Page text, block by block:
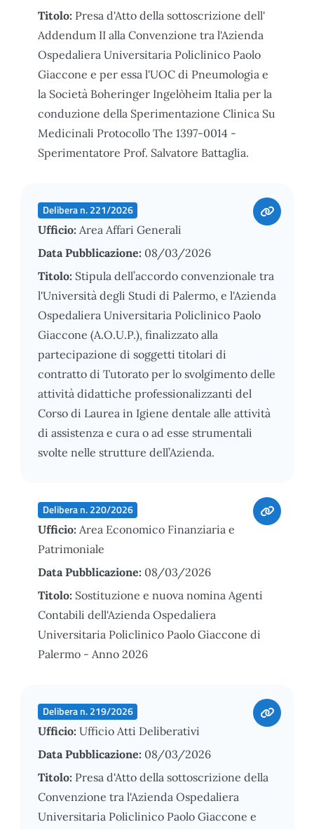
Titolo: Presa d'Atto della sottoscrizione dell'
Addendum II alla Convenzione tra l'Azienda
Ospedaliera Universitaria Policlinico Paolo
Giaccone e per essa l'UOC di Pneumologia e
la Società Boheringer Ingelòheim Italia per la
conduzione della Sperimentazione Clinica Su
Medicinali Protocollo The 1397-0014 -
Sperimentatore Prof. Salvatore Battaglia.
Delibera n. 221/2026
Ufficio: Area Affari Generali
Data Pubblicazione: 08/03/2026
Titolo: Stipula dell’accordo convenzionale tra
l'Università degli Studi di Palermo, e l'Azienda
Ospedaliera Universitaria Policlinico Paolo
Giaccone (A.O.U.P.), finalizzato alla
partecipazione di soggetti titolari di
contratto di Tutorato per lo svolgimento delle
attività didattiche professionalizzanti del
Corso di Laurea in Igiene dentale alle attività
di assistenza e cura o ad esse strumentali
svolte nelle strutture dell’Azienda.
Delibera n. 220/2026
Ufficio: Area Economico Finanziaria e
Patrimoniale
Data Pubblicazione: 08/03/2026
Titolo: Sostituzione e nuova nomina Agenti
Contabili dell'Azienda Ospedaliera
Universitaria Policlinico Paolo Giaccone di
Palermo - Anno 2026
Delibera n. 219/2026
Ufficio: Ufficio Atti Deliberativi
Data Pubblicazione: 08/03/2026
Titolo: Presa d'Atto della sottoscrizione della
Convenzione tra l'Azienda Ospedaliera
Universitaria Policlinico Paolo Giaccone e